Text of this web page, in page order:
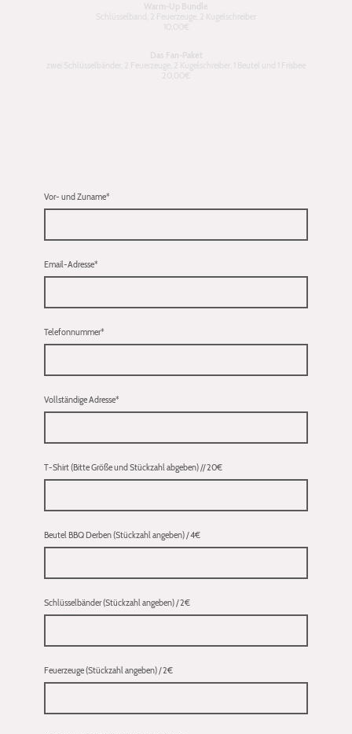
Warm-Up Bundle
Schlüsselband, 2 Feuerzeuge, 2 Kugelschreiber
10,00€
Das Fan-Paket
zwei Schlüsselbänder, 2 Feuerzeuge, 2 Kugelschreiber, 1 Beutel und 1 Frisbee
20,00€
Vor- und Zuname*
Email-Adresse*
Telefonnummer*
Vollständige Adresse*
T-Shirt (Bitte Größe und Stückzahl abgeben) // 20€
Beutel BBQ Derben (Stückzahl angeben) / 4€
Schlüsselbänder (Stückzahl angeben) / 2€
Feuerzeuge (Stückzahl angeben) / 2€